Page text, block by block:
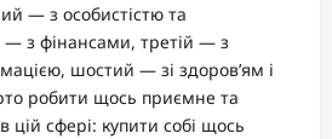
— з особистістю та
— з фінансами, третій — з
шостий — зі здоров’ям і
робити щось приємне та
цій сфері: купити собі щось